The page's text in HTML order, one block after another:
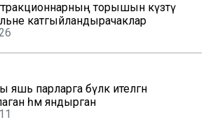
торышын күзәтү
катгыйландырачаклар
яшь парларга бүләк ителгән
һәм яндырган